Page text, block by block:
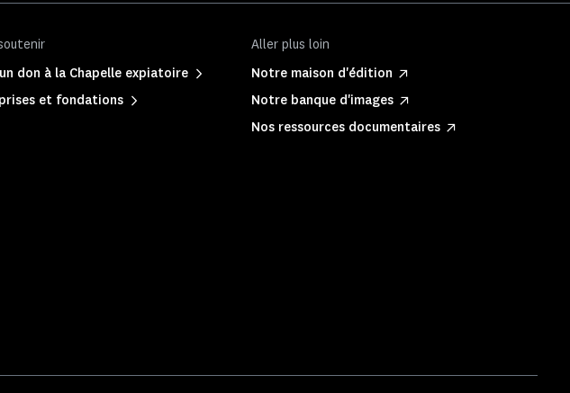
don à la Chapelle expiatoire
et fondations
Aller plus loin
Notre maison d'édition
Notre banque d'images
Nos ressources documentaires